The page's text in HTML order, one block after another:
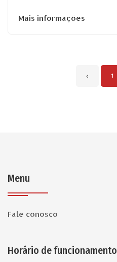
Mais informações
‹ 1
Menu
Fale conosco
Horário de funcionamento